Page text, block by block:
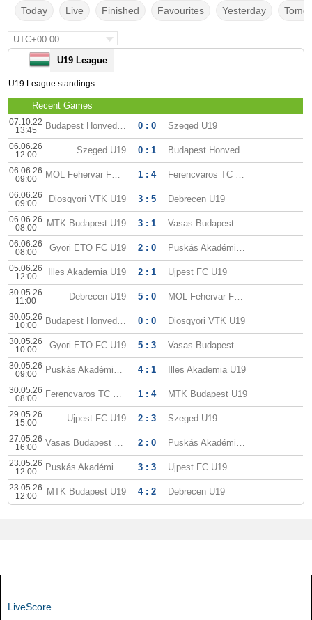
Today Live Finished Favourites Yesterday
UTC+00:00
U19 League
U19 League standings
Recent Games
07.10.22
13:45
Budapest Honved U19 0 : 0 Szeged U19
06.06.26
12:00
Szeged U19 0 : 1 Budapest Honved U19
06.06.26
09:00
MOL Fehervar FC U19 1 : 4 Ferencvaros TC U19
06.06.26
09:00
Diosgyori VTK U19 3 : 5 Debrecen U19
06.06.26
08:00
MTK Budapest U19 3 : 1 Vasas Budapest U19
06.06.26
08:00
Gyori ETO FC U19 2 : 0 Puskás Akadémia U19
05.06.26
12:00
Illes Akademia U19 2 : 1 Ujpest FC U19
30.05.26
11:00
Debrecen U19 5 : 0 MOL Fehervar FC U19
30.05.26
10:00
Budapest Honved U19 0 : 0 Diosgyori VTK U19
30.05.26
10:00
Gyori ETO FC U19 5 : 3 Vasas Budapest U19
30.05.26
09:00
Puskás Akadémia U19 4 : 1 Illes Akademia U19
30.05.26
08:00
Ferencvaros TC U19 1 : 4 MTK Budapest U19
29.05.26
15:00
Ujpest FC U19 2 : 3 Szeged U19
27.05.26
16:00
Vasas Budapest U19 2 : 0 Puskás Akadémia U19
23.05.26
12:00
Puskás Akadémia U19 3 : 3 Ujpest FC U19
23.05.26
12:00
MTK Budapest U19 4 : 2 Debrecen U19
LiveScore